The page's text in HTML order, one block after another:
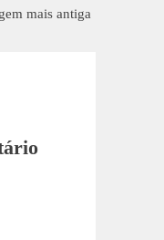
mais antiga